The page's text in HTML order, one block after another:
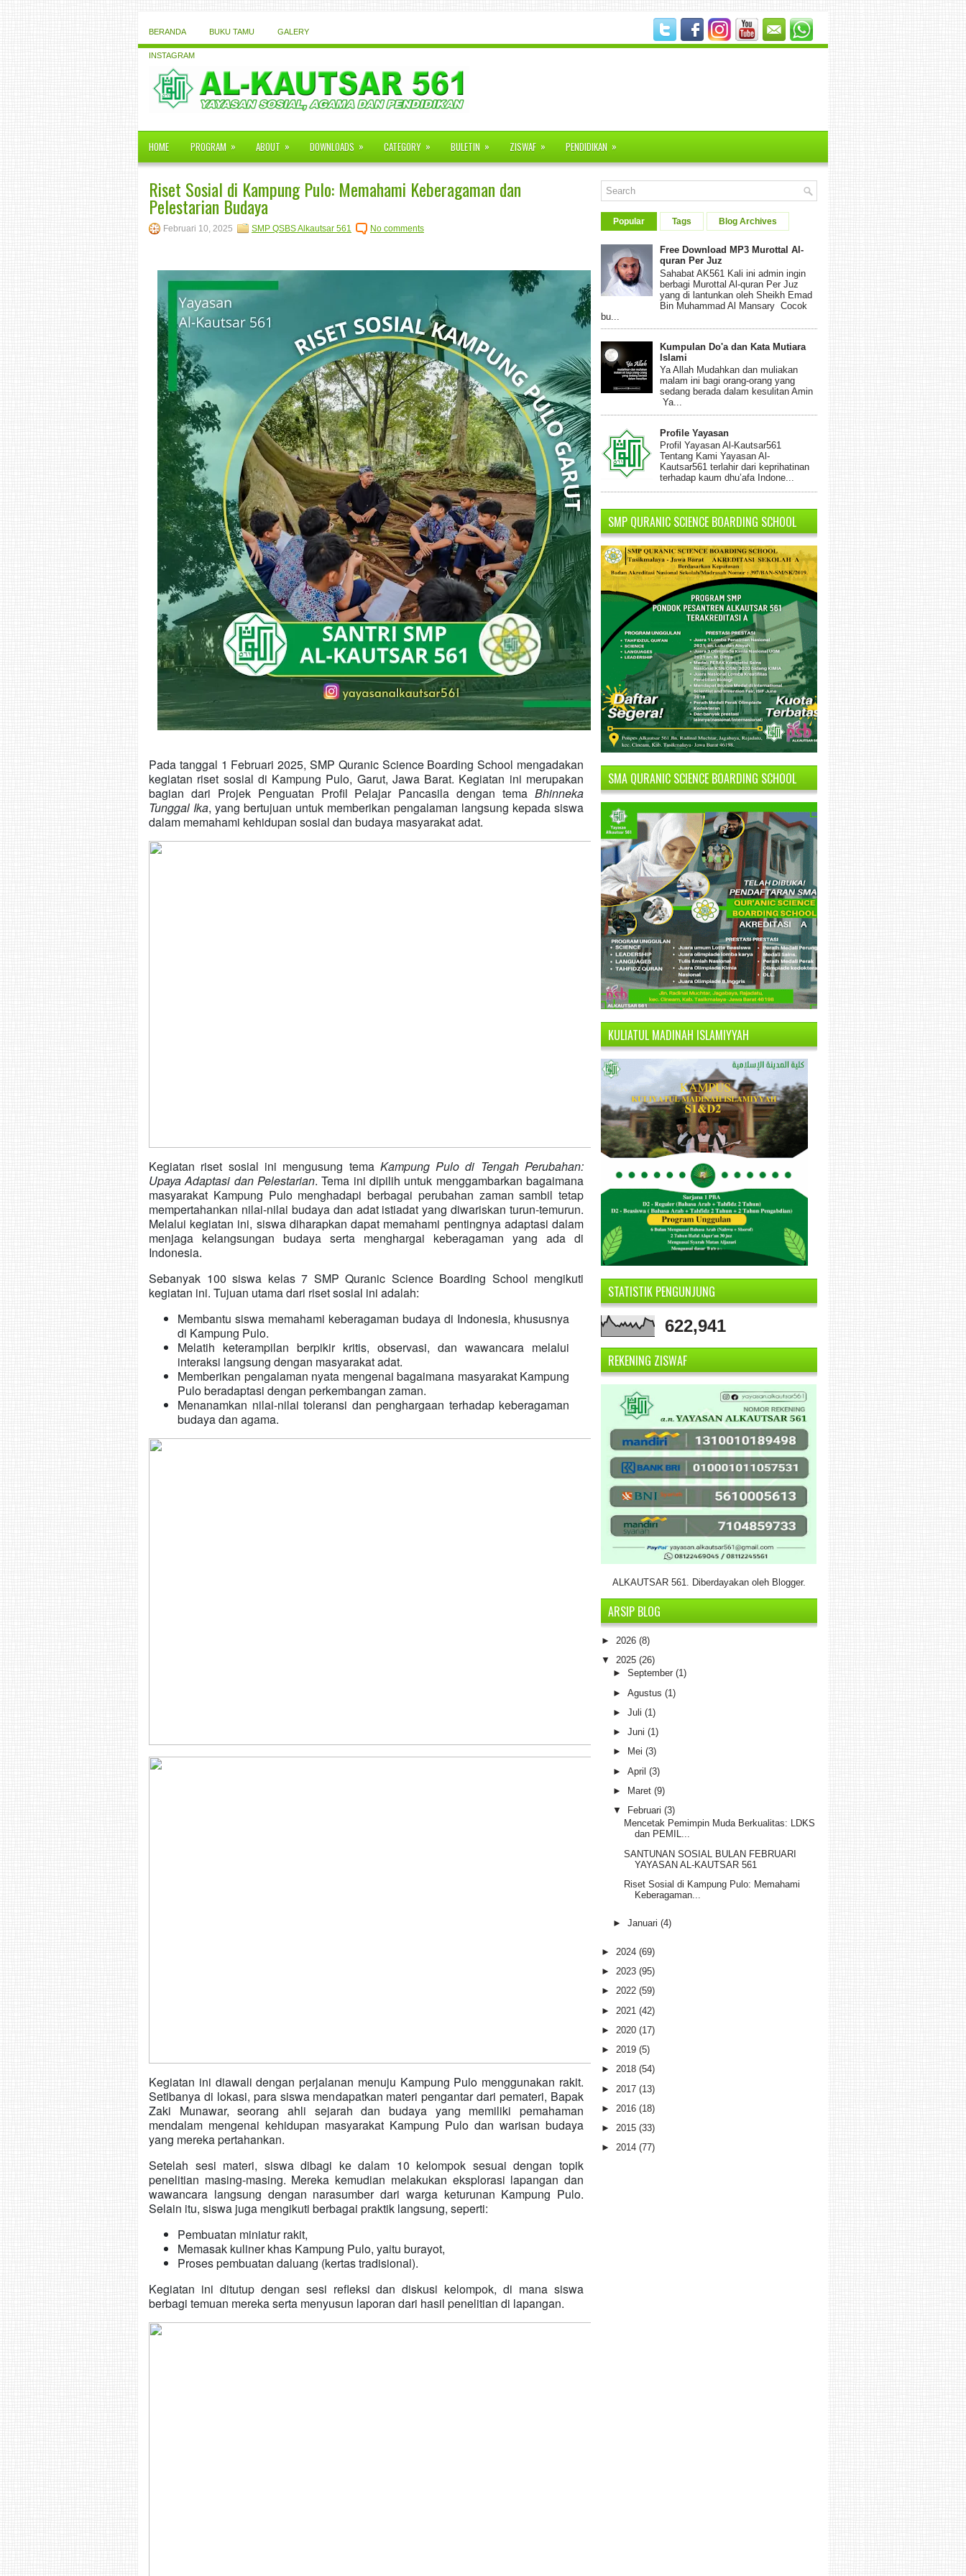
BERANDA BUKU TAMU GALERY
INSTAGRAM
HOME PROGRAM » ABOUT » DOWNLOADS » CATEGORY » BULETIN » ZISWAF » PENDIDIKAN »
Riset Sosial di Kampung Pulo: Memahami Keberagaman dan
Pelestarian Budaya
Februari 10, 2025 SMP QSBS Alkautsar 561 No comments
Pada tanggal 1 Februari 2025, SMP Quranic Science Boarding School mengadakan
kegiatan riset sosial di Kampung Pulo, Garut, Jawa Barat. Kegiatan ini merupakan
bagian dari Projek Penguatan Profil Pelajar Pancasila dengan tema Bhinneka
Tunggal Ika, yang bertujuan untuk memberikan pengalaman langsung kepada siswa
dalam memahami kehidupan sosial dan budaya masyarakat adat.
Kegiatan riset sosial ini mengusung tema Kampung Pulo di Tengah Perubahan:
Upaya Adaptasi dan Pelestarian. Tema ini dipilih untuk menggambarkan bagaimana
masyarakat Kampung Pulo menghadapi berbagai perubahan zaman sambil tetap
mempertahankan nilai-nilai budaya dan adat istiadat yang diwariskan turun-temurun.
Melalui kegiatan ini, siswa diharapkan dapat memahami pentingnya adaptasi dalam
menjaga kelangsungan budaya serta menghargai keberagaman yang ada di
Indonesia.
Sebanyak 100 siswa kelas 7 SMP Quranic Science Boarding School mengikuti
kegiatan ini. Tujuan utama dari riset sosial ini adalah:
Membantu siswa memahami keberagaman budaya di Indonesia, khususnya
di Kampung Pulo.
Melatih keterampilan berpikir kritis, observasi, dan wawancara melalui
interaksi langsung dengan masyarakat adat.
Memberikan pengalaman nyata mengenai bagaimana masyarakat Kampung
Pulo beradaptasi dengan perkembangan zaman.
Menanamkan nilai-nilai toleransi dan penghargaan terhadap keberagaman
budaya dan agama.
Kegiatan ini diawali dengan perjalanan menuju Kampung Pulo menggunakan rakit.
Setibanya di lokasi, para siswa mendapatkan materi pengantar dari pemateri, Bapak
Zaki Munawar, seorang ahli sejarah dan budaya yang memiliki pemahaman
mendalam mengenai kehidupan masyarakat Kampung Pulo dan warisan budaya
yang mereka pertahankan.
Setelah sesi materi, siswa dibagi ke dalam 10 kelompok sesuai dengan topik
penelitian masing-masing. Mereka kemudian melakukan eksplorasi lapangan dan
wawancara langsung dengan narasumber dari warga keturunan Kampung Pulo.
Selain itu, siswa juga mengikuti berbagai praktik langsung, seperti:
Pembuatan miniatur rakit,
Memasak kuliner khas Kampung Pulo, yaitu burayot,
Proses pembuatan daluang (kertas tradisional).
Kegiatan ini ditutup dengan sesi refleksi dan diskusi kelompok, di mana siswa
berbagi temuan mereka serta menyusun laporan dari hasil penelitian di lapangan.
Popular Tags Blog Archives
Free Download MP3 Murottal Al-
quran Per Juz
Sahabat AK561 Kali ini admin ingin
berbagi Murottal Al-quran Per Juz
yang di lantunkan oleh Sheikh Emad
Bin Muhammad Al Mansary Cocok
bu...
Kumpulan Do'a dan Kata Mutiara
Islami
Ya Allah Mudahkan dan muliakan
malam ini bagi orang-orang yang
sedang berada dalam kesulitan Amin
Ya...
Profile Yayasan
Profil Yayasan Al-Kautsar561
Tentang Kami Yayasan Al-
Kautsar561 terlahir dari keprihatinan
terhadap kaum dhu’afa Indone...
SMP QURANIC SCIENCE BOARDING SCHOOL
SMA QURANIC SCIENCE BOARDING SCHOOL
KULIATUL MADINAH ISLAMIYYAH
STATISTIK PENGUNJUNG
622,941
REKENING ZISWAF
ALKAUTSAR 561. Diberdayakan oleh Blogger.
ARSIP BLOG
► 2026 (8)
▼ 2025 (26)
► September (1)
► Agustus (1)
► Juli (1)
► Juni (1)
►
Mei (3)
► April (3)
►
Maret (9)
▼
Februari (3)
Mencetak Pemimpin Muda Berkualitas: LDKS
dan PEMIL...
SANTUNAN SOSIAL BULAN FEBRUARI
YAYASAN AL-KAUTSAR 561
Riset Sosial di Kampung Pulo: Memahami
Keberagaman...
► Januari (4)
► 2024 (69)
► 2023 (95)
► 2022 (59)
► 2021 (42)
► 2020 (17)
► 2019 (5)
► 2018 (54)
► 2017 (13)
► 2016 (18)
► 2015 (33)
► 2014 (77)